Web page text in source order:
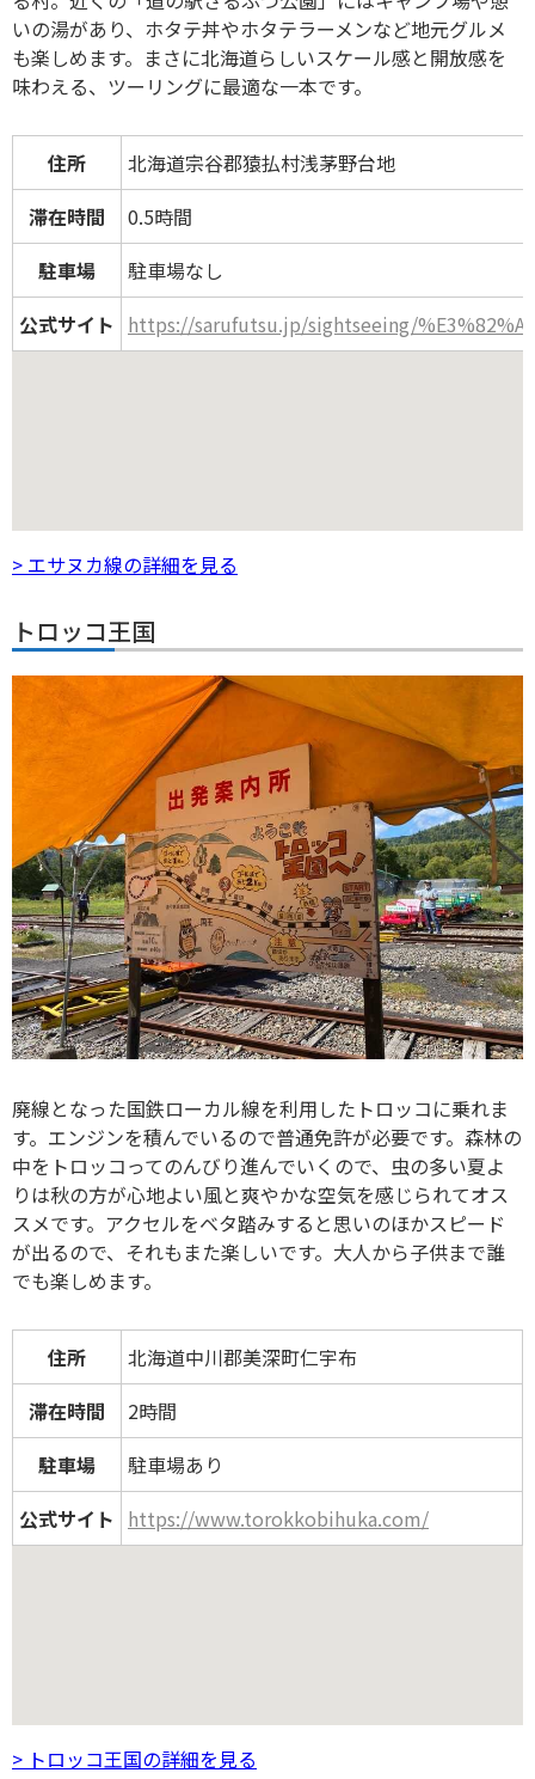
いの湯があり、ホタテ丼やホタテラーメンなど地元グルメ
も楽しめます。まさに北海道らしいスケール感と開放感を
味わえる、ツーリングに最適な一本です。
住所
北海道宗谷郡猿払村浅茅野台地
滞在時間
0.5時間
駐車場
駐車場なし
公式サイト https://sarufutsu.jp/sightseeing/
> エサヌカ線の詳細を見る
トロッコ王国
廃線となった国鉄ローカル線を利用したトロッコに乗れま
す。エンジンを積んでいるので普通免許が必要です。森林の
中をトロッコってのんびり進んでいくので、虫の多い夏よ
りは秋の方が心地よい風と爽やかな空気を感じられてオス
スメです。アクセルをベタ踏みすると思いのほかスピード
が出るので、それもまた楽しいです。大人から子供まで誰
でも楽しめます。
住所
北海道中川郡美深町仁宇布
滞在時間
2時間
駐車場
駐車場あり
公式サイト https://www.torokkobihuka.com/
> トロッコ王国の詳細を見る